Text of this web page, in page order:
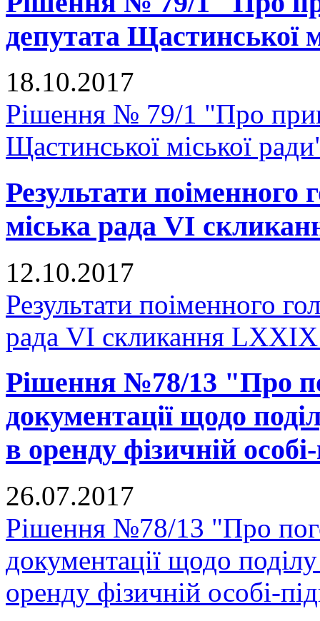
депутата Щастинської
18.10.2017
Рішення № 79/1 "Про
Щастинської міської
Результати
міська рада VI
12.10.2017
Результати поіменного
рада VI скликання LXXIX
Рішення №78/13 "Про
документації щодо
в оренду фізичній
26.07.2017
Рішення №78/13 "Про
документації щодо
оренду фізичній особі-